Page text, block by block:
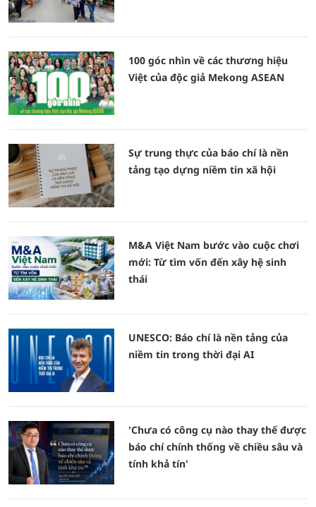
100 góc nhìn về các thương hiệu
Việt của độc giả Mekong ASEAN
Sự trung thực của báo chí là nền
tảng tạo dựng niềm tin xã hội
M&A Việt Nam bước vào cuộc chơi
mới: Từ tìm vốn đến xây hệ sinh
thái
UNESCO: Báo chí là nền tảng của
niềm tin trong thời đại AI
'Chưa có công cụ nào thay thế được
báo chí chính thống về chiều sâu và
tính khả tín'